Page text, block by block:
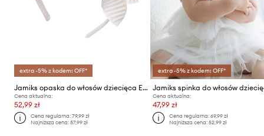
extra -5% z kodem: OFF*
Jamiks opaska do włosów dziecięca EZRA
Cena aktualna:
52,99 zł
Cena regularna:79,99 zł
Najniższa cena:57,99 zł
extra -5% z kodem: OFF*
Cena aktualna:
47,99 zł
Cena regularna: 69,99 zł
Najniższa cena: 52,99 zł